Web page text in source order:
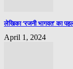
लेखिका ‘रजनी भागवत’ का
April 1, 2024